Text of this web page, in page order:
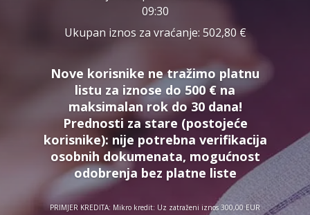
09:30
Ukupan iznos za vraćanje: 502,80 €
Nove korisnike ne tražimo platnu
listu za iznose do 500 € na
maksimalan rok do 30 dana!
Prednosti za stare (postojeće
korisnike): nije potrebna verifikacija
osobnih dokumenata, mogućnost
odobrenja bez platne liste
PRIMJER KREDITA: Mikro kredit: Uz zatraženi iznos 300,00 EUR